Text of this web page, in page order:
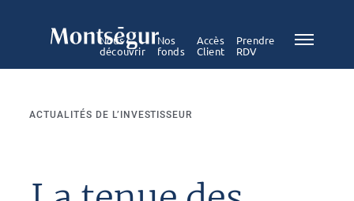
Nous
découvrir
Nos
fonds
Accès
Client
Prendre
RDV
ACTUALITÉS DE L’INVESTISSEUR